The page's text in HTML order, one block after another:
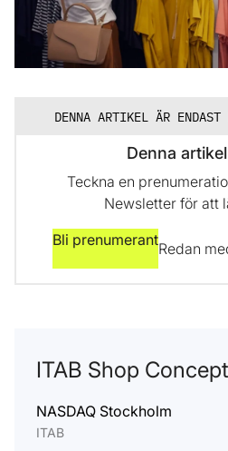
DENNA ARTIKEL ÄR ENDAST
Denna
Teckna en
Newsletter för att
Bli prenumerantRedan
ITAB Shop Concept
NASDAQ Stockholm
ITAB